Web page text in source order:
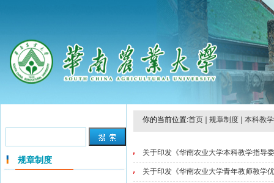
规章制度
你的当前位置:首页 规章制度 本科教
关于印发《华南农业大学本科教学指导
关于印发《华南农业大学青年教师教学